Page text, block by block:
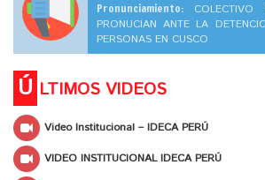
Pronunciamiento:
PRONUCIAN ANTE LA
PERSONAS EN CUSCO
Ú LTIMOS VIDEOS
Video Institucional – IDECA PERÚ
VIDEO INSTITUCIONAL IDECA PERÚ